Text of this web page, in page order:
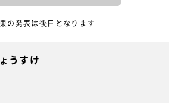
の発表は後日となります
うすけ